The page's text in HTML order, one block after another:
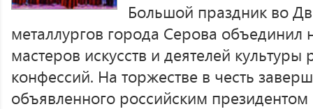
Большой праздник во
металлургов города Серова объединил
мастеров искусств и деятелей
конфессий. На торжестве в честь
объявленного российским президентом